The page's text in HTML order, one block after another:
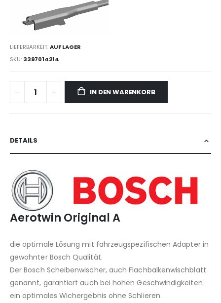
LIEFERBARKEIT:AUF LAGER
SKU 3397014214
IN DEN WARENKORB
DETAILS
Aerotwin Original A
die optimale Lösung mit fahrzeugspezifischen Adapter in
gewohnter Bosch Qualität.
Der Bosch Scheibenwischer, auch Flachbalkenwischblatt
genannt, garantiert auch bei hohen Geschwindigkeiten
ein optimales Wichergebnis ohne Schlieren.